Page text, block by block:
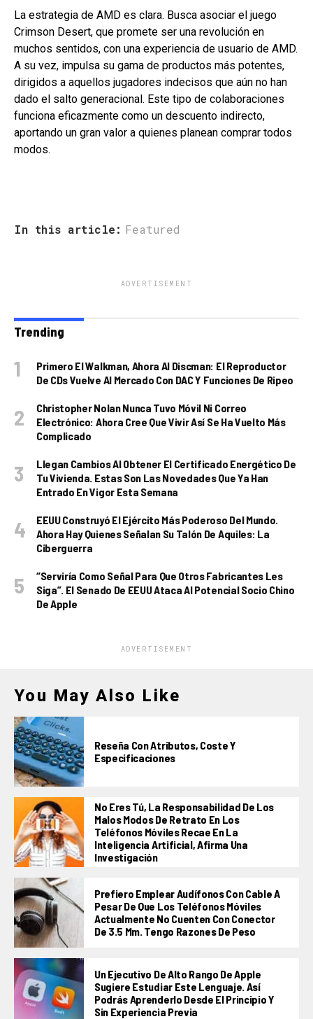
La estrategia de AMD es clara. Busca asociar el juego
Crimson Desert, que promete ser una revolución en
muchos sentidos, con una experiencia de usuario de AMD.
A su vez, impulsa su gama de productos más potentes,
dirigidos a aquellos jugadores indecisos que aún no han
dado el salto generacional. Este tipo de colaboraciones
funciona eficazmente como un descuento indirecto,
aportando un gran valor a quienes planean comprar todos
modos.
In this article: Featured
ADVERTISEMENT
Trending
Primero El Walkman, Ahora Al Discman: El Reproductor
De CDs Vuelve Al Mercado Con DAC Y Funciones De Ripeo
Christopher Nolan Nunca Tuvo Móvil Ni Correo
Electrónico: Ahora Cree Que Vivir Así Se Ha Vuelto Más
Complicado
Llegan Cambios Al Obtener El Certificado Energético De
Tu Vivienda. Estas Son Las Novedades Que Ya Han
Entrado En Vigor Esta Semana
EEUU Construyó El Ejército Más Poderoso Del Mundo.
Ahora Hay Quienes Señalan Su Talón De Aquiles: La
Ciberguerra
“Serviría Como Señal Para Que Otros Fabricantes Les
Siga”. El Senado De EEUU Ataca Al Potencial Socio Chino
De Apple
ADVERTISEMENT
You May Also Like
Reseña Con Atributos, Coste Y
Especificaciones
No Eres Tú, La Responsabilidad De Los
Malos Modos De Retrato En Los
Teléfonos Móviles Recae En La
Inteligencia Artificial, Afirma Una
Investigación
Prefiero Emplear Audífonos Con Cable A
Pesar De Que Los Teléfonos Móviles
Actualmente No Cuenten Con Conector
De 3.5 Mm. Tengo Razones De Peso
Un Ejecutivo De Alto Rango De Apple
Sugiere Estudiar Este Lenguaje. Así
Podrás Aprenderlo Desde El Principio Y
Sin Experiencia Previa